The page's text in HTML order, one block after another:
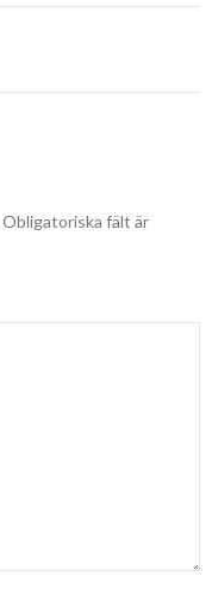
Obligatoriska fält är